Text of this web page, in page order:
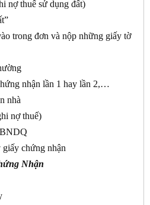
nợ thuế sử dụng đất)
trong đơn và nộp những giấy tờ
nhận lần 1 hay lần 2,…
nhà
nợ thuế)
chứng nhận
Nhận